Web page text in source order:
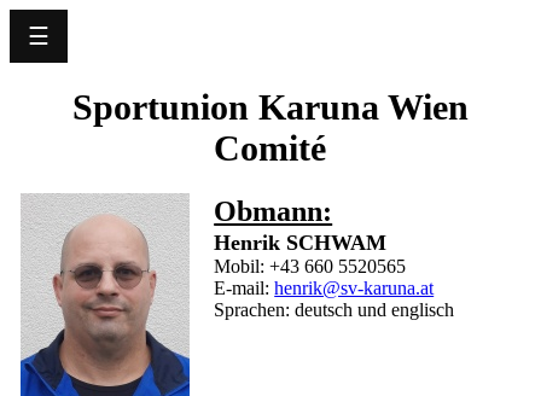
Language
News
Notre
club
Planning
☰
Sportunion Karuna Wien
Comité
Obmann:
Henrik SCHWAM
Mobil: +43 660 5520565
E-mail:henrik@sv-karuna.at
Sprachen: deutsch und englisch